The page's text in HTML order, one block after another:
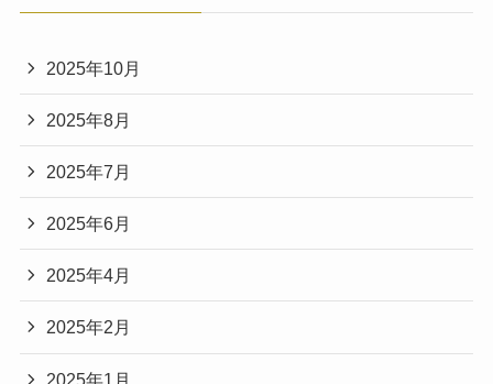
2025年10月
2025年8月
2025年7月
2025年6月
2025年4月
2025年2月
2025年1月